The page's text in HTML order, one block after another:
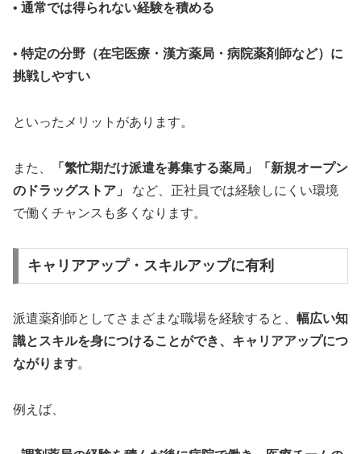
• 通常では得られない経験を積める
• 特定の分野（在宅医療・漢方薬局・病院薬剤師など）に
挑戦しやすい
といったメリットがあります。
また、
「繁忙期だけ派遣を募集する薬局」「新規オープン
のドラッグストア」
など、正社員では経験しにくい環境
で働くチャンスも多くなります。
キャリアアップ・スキルアップに有利
派遣薬剤師としてさまざまな職場を経験すると、 幅広い知
識とスキルを身につけることができ、キャリアアップにつ
ながります。
例えば、